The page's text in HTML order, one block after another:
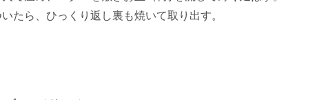
たら、ひっくり返し裏も焼いて取り出す。